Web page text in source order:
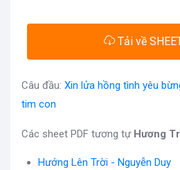
Tải về
Câu đầu: Xin lửa hồng tình yêu
tim con
Các sheet PDF tương tự Hương
Hướng Lên Trời - Nguyễn Duy